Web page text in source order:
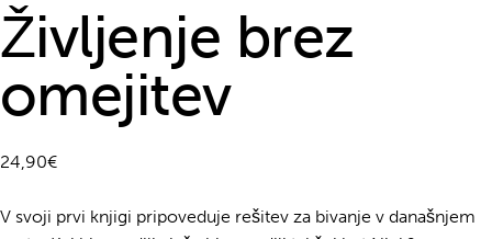
Življenje brez
omejitev
24,90€
V svoji prvi knjigi pripoveduje rešitev za bivanje v današnjem